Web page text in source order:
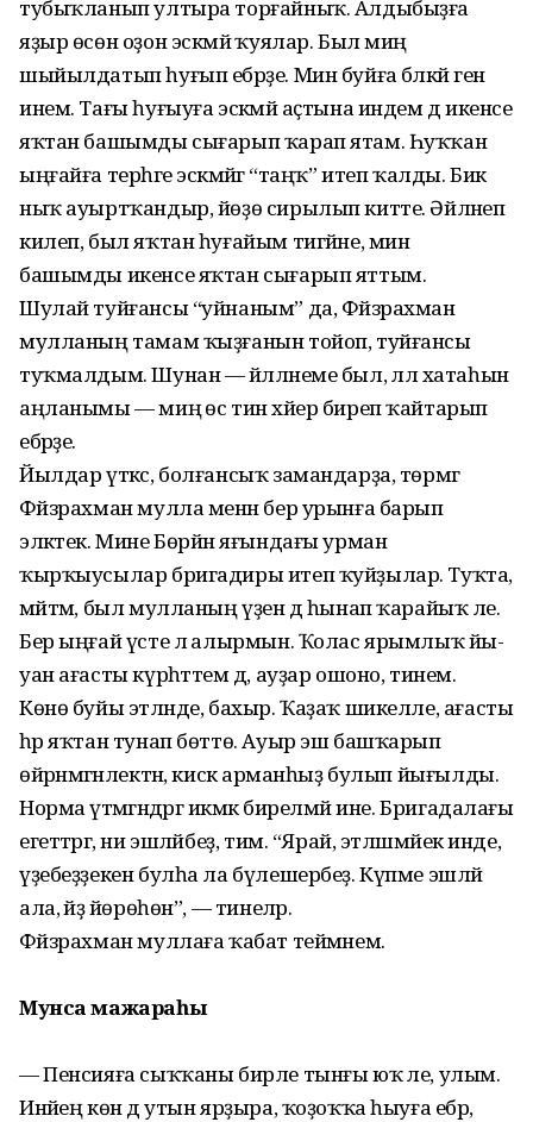
тубыҡланып ултыра торғайныҡ. Алды­быҙға
яҙыр өсөн оҙон эскәмйә ҡуялар. Был миңә
шыйылдатып һуғып ебәрҙе. Мин буйға бәләкәй генә
инем. Тағы һу­ғыуға эскәмйә аҫтына индем дә икенсе
яҡтан башымды сығарып ҡарап ятам. Һуҡҡан
ыңғайға терһәге эскәмйәгә “таңҡ” итеп ҡалды. Бик
ныҡ ауыртҡандыр, йөҙө сирылып китте. Әйләнеп
килеп, был яҡтан һуғайым тигәйне, мин
башымды икенсе яҡтан сығарып яттым.
Шулай туйғансы “уйнаным” да, Фәй­з­рах­ман
мулланың тамам ҡыҙғанын тойоп, туйғансы
туҡмалдым. Шунан — йәл­лә­не­ме был, әллә хатаһын
аңланымы — миңә өс тин хәйер биреп ҡайтарып
ебәрҙе.
Йылдар үткәс, болғансыҡ замандарҙа, төрмәгә
Фәйзрахман мулла менән бер урынға барып
эләктек. Мине Бөрйән яғын­дағы урман
ҡырҡыусылар бригадиры итеп ҡуйҙылар. Туҡта,
мәйтәм, был мул­ланың үҙен дә һынап ҡарайыҡ әле.
Бер ыңғай үсте лә алырмын. Ҡолас ярымлыҡ йы­
уан ағасты күрһәттем дә, ауҙар ошоно, тинем.
Көнө буйы этләнде, бахыр. Ҡаҙаҡ шикелле, ағасты
һәр яҡтан тунап бөттө. Ауыр эш башҡарып
өйрәнмәгәнлектән, кискә арманһыҙ булып йығылды.
Норма үтәмәгәндәргә икмәк бирелмәй ине. Бригадалағы
егеттәргә, ни эшләйбеҙ, тим. “Ярай, этләшмәйек инде,
үҙебеҙ­ҙекен булһа ла бүлешербеҙ. Күпме эшләй
ала, әйҙә йөрөһөн”, — тинеләр.
Фәйзрахман муллаға ҡабат теймәнем.
Мунса мажараһы
— Пенсияға сыҡҡаны бирле тынғы юҡ әле, улым.
Инәйең көн дә утын ярҙыра, ҡоҙоҡҡа һыуға ебәрә,